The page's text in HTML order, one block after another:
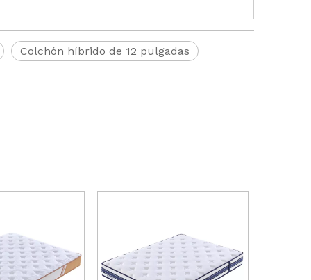
Colchón híbrido de 12 pulgadas